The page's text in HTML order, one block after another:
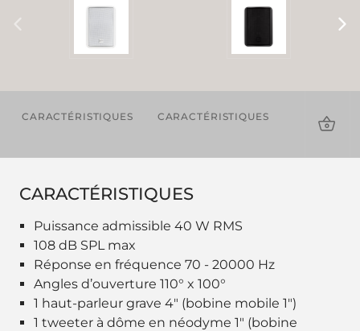
CARACTÉRISTIQUES CARACTÉRISTIQUES
CARACTÉRISTIQUES
Puissance admissible 40 W RMS
108 dB SPL max
Réponse en fréquence 70 - 20000 Hz
Angles d’ouverture 110° x 100°
1 haut-parleur grave 4" (bobine mobile 1")
1 tweeter à dôme en néodyme 1" (bobine